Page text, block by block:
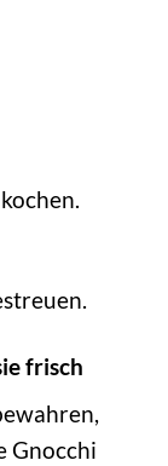
frisch
Gnocchi